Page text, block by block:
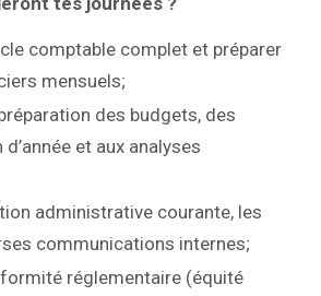
comptable complet et préparer
mensuels;
des budgets, des
et aux analyses
administrative courante, les
communications internes;
réglementaire (équité